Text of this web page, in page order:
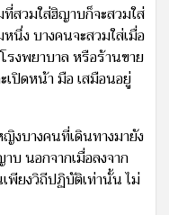
สวมใส่ฮิญาบก็จะสวมใส่
นึ่ง บางคนจะสวมใส่เมื่อ
รงพยาบาล หรือร้านขาย
เปิดหน้า มือ เสมือนอยู่
ญิงบางคนที่เดินทางมายัง
บ นอกจากเมื่อลงจาก
พียงวิถีปฏิบัติเท่านั้น ไม่